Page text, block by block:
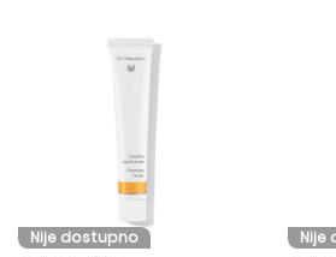
Nije dostupno
Nije